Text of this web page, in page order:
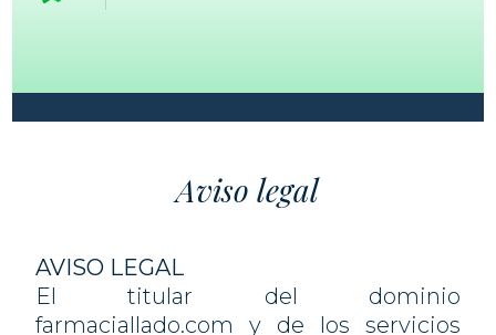
Aviso legal
AVISO LEGAL
El titular del dominio
farmaciallado.com y de los servicios